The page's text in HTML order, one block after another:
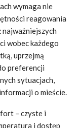
wymaga nie
reagowania
wobec każdego
uprzejmą
preferencji
sytuacjach,
o mieście.
– czyste i
i dostęp